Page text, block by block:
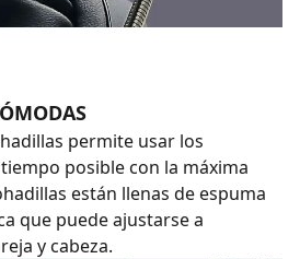
permite usar los
posible con la máxima
están llenas de espuma
que puede ajustarse a
y cabeza.